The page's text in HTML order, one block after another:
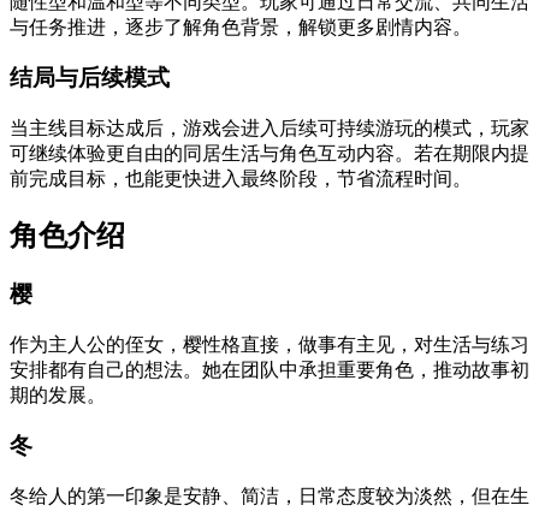
与任务推进，逐步了解角色背景，解锁更多剧情内容。
结局与后续模式
当主线目标达成后，游戏会进入后续可持续游玩的模式，玩家
可继续体验更自由的同居生活与角色互动内容。若在期限内提
前完成目标，也能更快进入最终阶段，节省流程时间。
角色介绍
樱
作为主人公的侄女，樱性格直接，做事有主见，对生活与练习
安排都有自己的想法。她在团队中承担重要角色，推动故事初
期的发展。
冬
冬给人的第一印象是安静、简洁，日常态度较为淡然，但在生